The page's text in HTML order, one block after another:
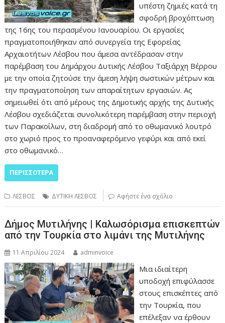
υπέστη ζημιές κατά τη
σφοδρή βροχόπτωση
της 16ης του περασμένου Ιανουαρίου. Οι εργασίες
πραγματοποιήθηκαν από συνεργεία της Εφορείας
Αρχαιοτήτων Λέσβου που άμεσα αντέδρασαν στην
παρέμβαση του Δημάρχου Δυτικής Λέσβου Ταξιάρχη Βέρρου
με την οποία ζητούσε την άμεση λήψη σωστικών μέτρων και
την πραγματοποίηση των απαραίτητων εργασιών. Ας
σημειωθεί ότι από μέρους της Δημοτικής αρχής της Δυτικής
Λέσβου σχεδιάζεται συνολικότερη παρέμβαση στην περιοχή
των Παρακοίλων, στη διαδρομή από το οθωμανικό λουτρό
στο χωριό προς το προαναφερόμενο γεφύρι και από εκεί
στο οθωμανικό…
ΠΕΡΙΣΣΌΤΕΡΑ
ΛΕΣΒΟΣ ΔΥΤΙΚΗ ΛΕΣΒΟΣ Αφήστε ένα σχόλιο
Δήμος Μυτιλήνης | Καλωσόρισμα επισκεπτών
από την Τουρκία στο λιμάνι της Μυτιλήνης
11 Απριλίου 2024 adminvoice
Μια ιδιαίτερη
υποδοχή επιφύλασσε
στους επισκέπτες από
την Τουρκία, που
επέλεξαν να έρθουν